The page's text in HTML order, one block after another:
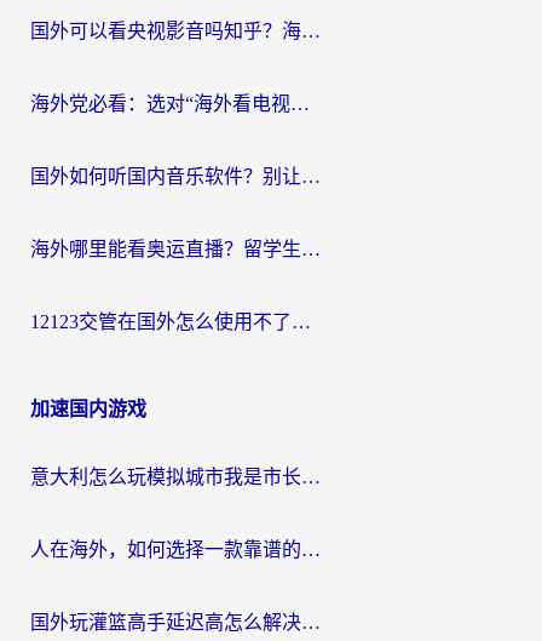
国外可以看央视影音吗知乎？海外党亲测有效的回国加速方案
海外党必看：选对“海外看电视剧软件”，再也不用愁国内剧刷不了
国外如何听国内音乐软件？别让地域限制，断了你的中文歌单
海外哪里能看奥运直播？留学生&海外华人必看的体育赛事观赛终极指南
12123交管在国外怎么使用不了？海外华人必看的无缝访问国内资源指南
加速国内游戏
意大利怎么玩模拟城市我是市长？海外党国服游戏加速终极攻略（附三国3量子特攻解决办法）
人在海外，如何选择一款靠谱的玩剑灵2加速器？
国外玩灌篮高手延迟高怎么解决？海外玩家国服游戏加速终极指南